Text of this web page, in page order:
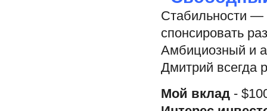
Стабильности —
спонсировать
Амбициозный и
Дмитрий всегда
Мой вклад -